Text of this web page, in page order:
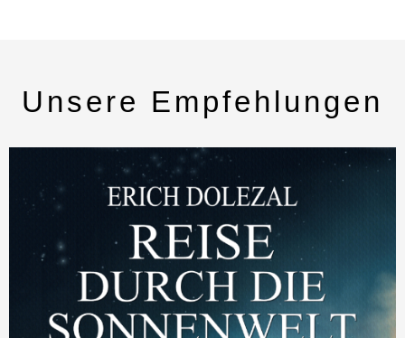
Unsere Empfehlungen